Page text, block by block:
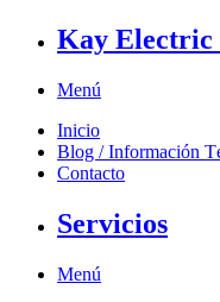
Kay Electric
Menú
Inicio
Blog / Información
Contacto
Servicios
Menú